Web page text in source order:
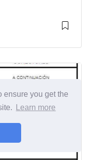
ensure you get the
Learn more